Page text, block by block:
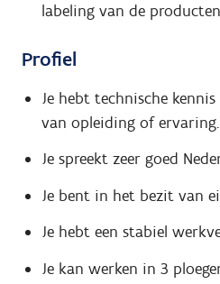
labeling van de producten
Profiel
Je hebt technische
van opleiding of ervaring.
Je spreekt zeer goed
Je bent in het bezit van
Je hebt een stabiel
Je kan werken in 3